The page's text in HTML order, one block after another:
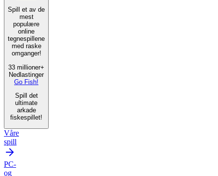
Spill et av de
mest
populære
online
tegnespillene
med raske
omganger!
33 millioner+
Nedlastinger
Go Fish!
Spill det
ultimate
arkade
fiskespillet!
Våre
spill
PC-
og